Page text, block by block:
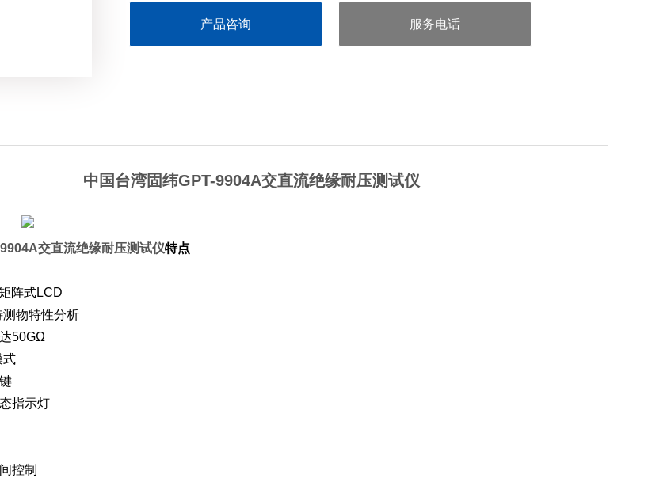
产品咨询 服务电话
中国台湾固纬GPT-9904A交直流绝缘耐压测试仪
交直流绝缘耐压测试仪特点
阵式LCD
物特性分析
50GΩ
式
指示灯
控制